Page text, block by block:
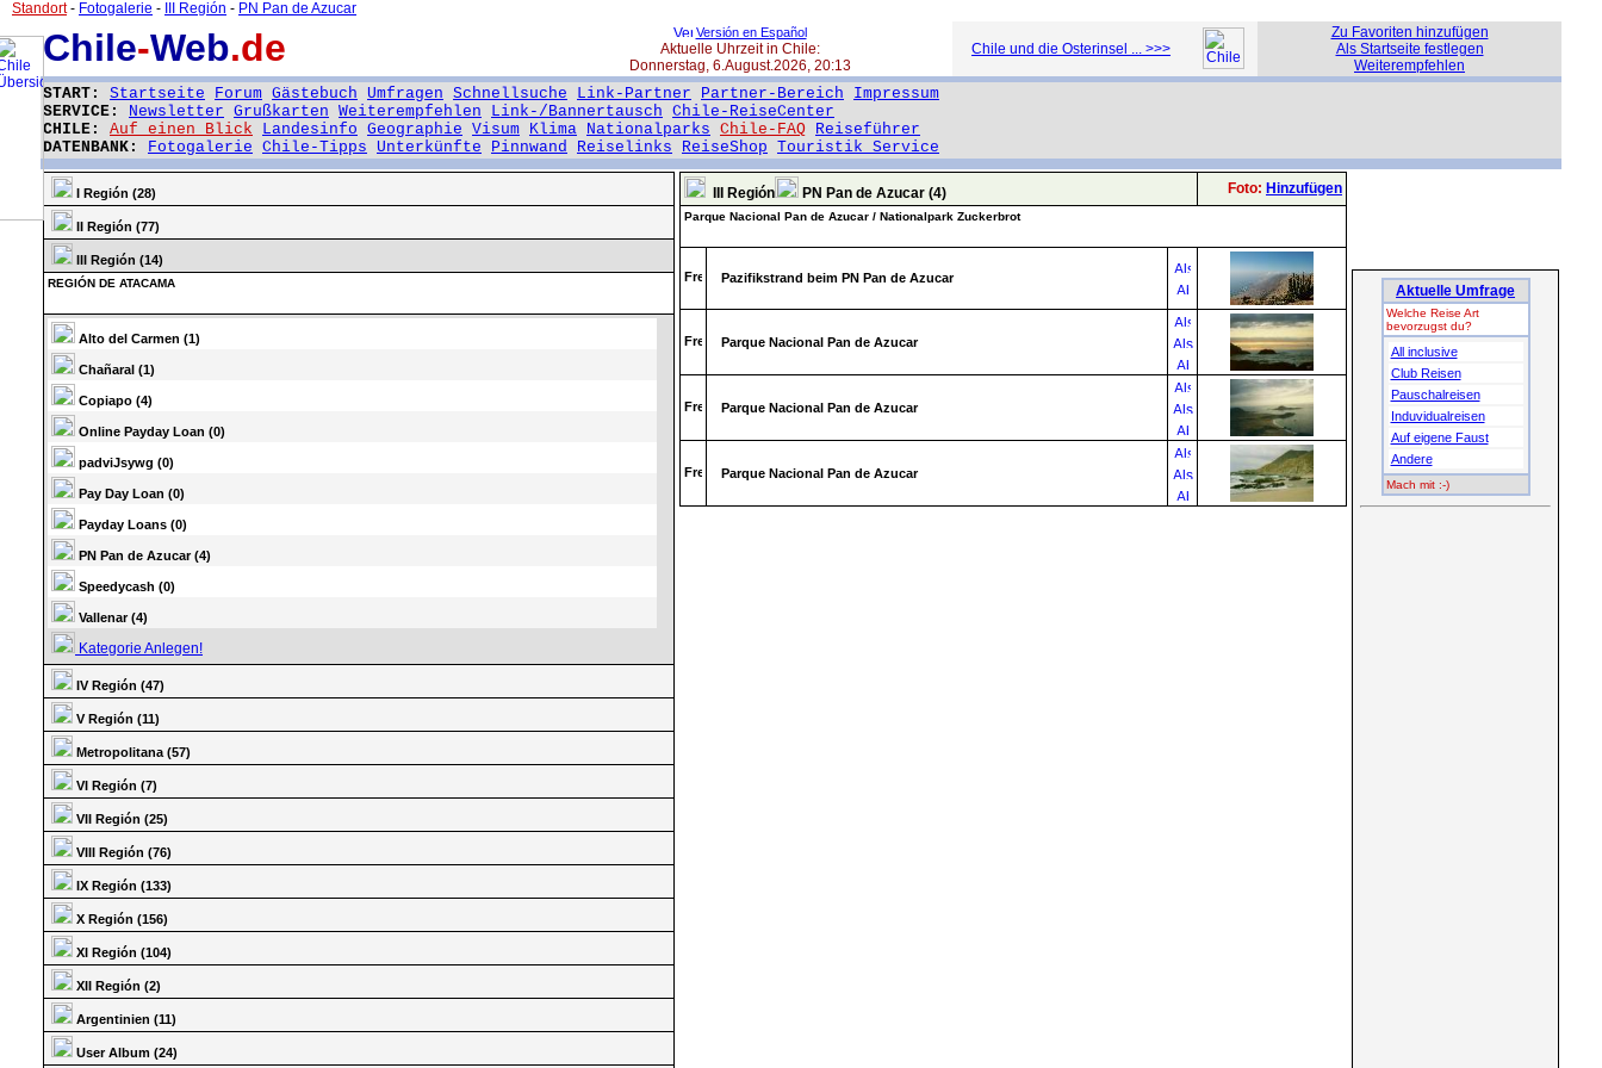
Chile-Web.de Versión en Español
Aktuelle Uhrzeit in Chile:
Donnerstag, 6.August.2026, 20:13
Chile und die Osterinsel ... >>>
Zu Favoriten hinzufügen
Als Startseite festlegen
Weiterempfehlen
START: Startseite Forum Gästebuch Umfragen Schnellsuche Link-Partner Partner-Bereich
Impressum
SERVICE: Newsletter Grußkarten Weiterempfehlen Link-/Bannertausch Chile-ReiseCenter
CHILE: Auf einen Blick Landesinfo Geographie Visum Klima Nationalparks Chile-FAQ Reiseführer
DATENBANK: Fotogalerie Chile-Tipps Unterkünfte Pinnwand Reiselinks ReiseShop Touristik Service
Standort- Fotogalerie - III Región - PN Pan de Azucar
I Región (28)
II Región (77)
III Región (14)
REGIÓN DE ATACAMA
Alto del Carmen (1)
Chañaral (1)
Copiapo (4)
Online Payday Loan (0)
padviJsywg (0)
Pay Day Loan (0)
Payday Loans (0)
PN Pan de Azucar (4)
Speedycash (0)
Vallenar (4)
Kategorie Anlegen!
IV Región (47)
V Región (11)
Metropolitana (57)
VI Región (7)
VII Región (25)
VIII Región (76)
IX Región (133)
X Región (156)
XI Región (104)
XII Región (2)
Argentinien (11)
User Album (24)
III Región PN Pan de Azucar (4) Foto: Hinzufügen
Parque Nacional Pan de Azucar / Nationalpark Zuckerbrot
Pazifikstrand beim PN Pan de Azucar
Parque Nacional Pan de Azucar
Parque Nacional Pan de Azucar
Parque Nacional Pan de Azucar
Aktuelle Umfrage
Welche Reise Art
bevorzugst du?
All inclusive
Club Reisen
Pauschalreisen
Induvidualreisen
Auf eigene Faust
Andere
Mach mit :-)